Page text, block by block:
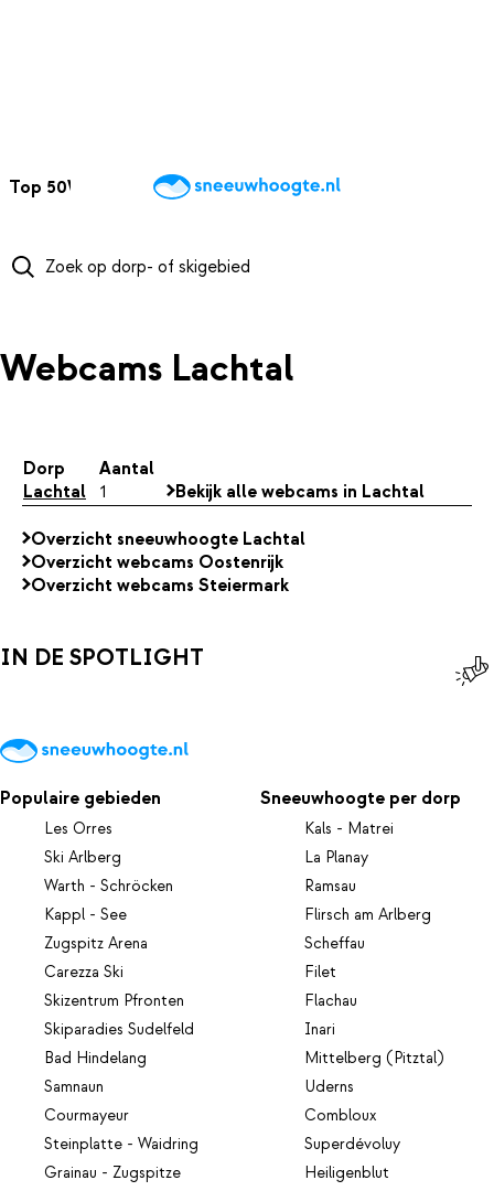
Top 50Webcams WintersportweerKaarten
Webcams Lachtal
Dorp
Aantal
Lachtal
1 Bekijk alle webcams in Lachtal
Overzicht sneeuwhoogte Lachtal
Overzicht webcams Oostenrijk
Overzicht webcams Steiermark
IN DE SPOTLIGHT
Populaire gebieden
Les Orres
Ski Arlberg
Warth - Schröcken
Kappl - See
Zugspitz Arena
Carezza Ski
Skizentrum Pfronten
Skiparadies Sudelfeld
Bad Hindelang
Samnaun
Courmayeur
Steinplatte - Waidring
Grainau - Zugspitze
Sneeuwhoogte per dorp
Kals - Matrei
La Planay
Ramsau
Flirsch am Arlberg
Scheffau
Filet
Flachau
Inari
Mittelberg (Pitztal)
Uderns
Combloux
Superdévoluy
Heiligenblut